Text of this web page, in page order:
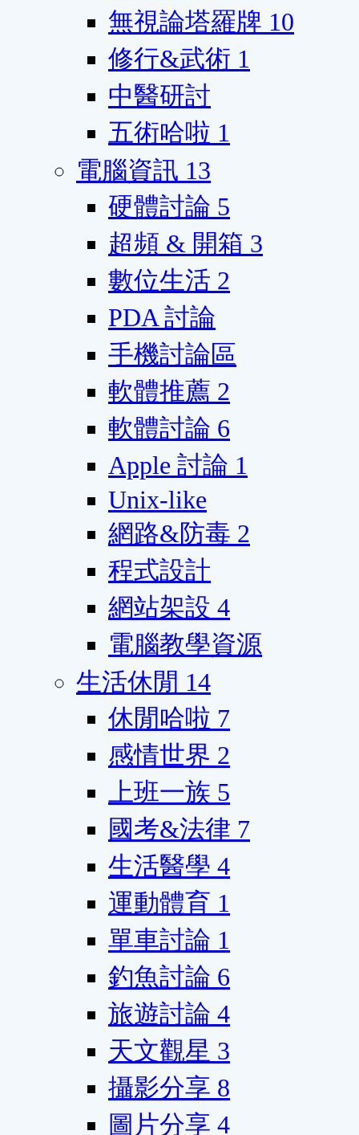
無視論塔羅牌 10
修行&武術 1
中醫研討
五術哈啦 1
電腦資訊 13
硬體討論 5
超頻 & 開箱 3
數位生活 2
PDA 討論
手機討論區
軟體推薦 2
軟體討論 6
Apple 討論 1
Unix-like
網路&防毒 2
程式設計
網站架設 4
電腦教學資源
生活休閒 14
休閒哈啦 7
感情世界 2
上班一族 5
國考&法律 7
生活醫學 4
運動體育 1
單車討論 1
釣魚討論 6
旅遊討論 4
天文觀星 3
攝影分享 8
圖片分享 4